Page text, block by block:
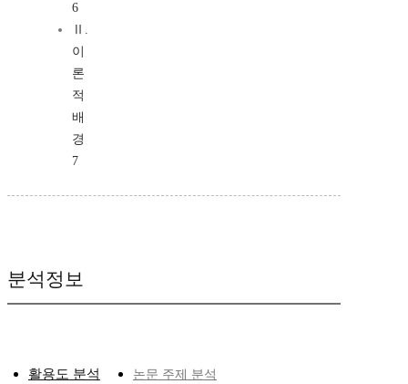
6
Ⅱ.
이
론
적
배
경
7
분석정보
활용도 분석
논문 주제 분석